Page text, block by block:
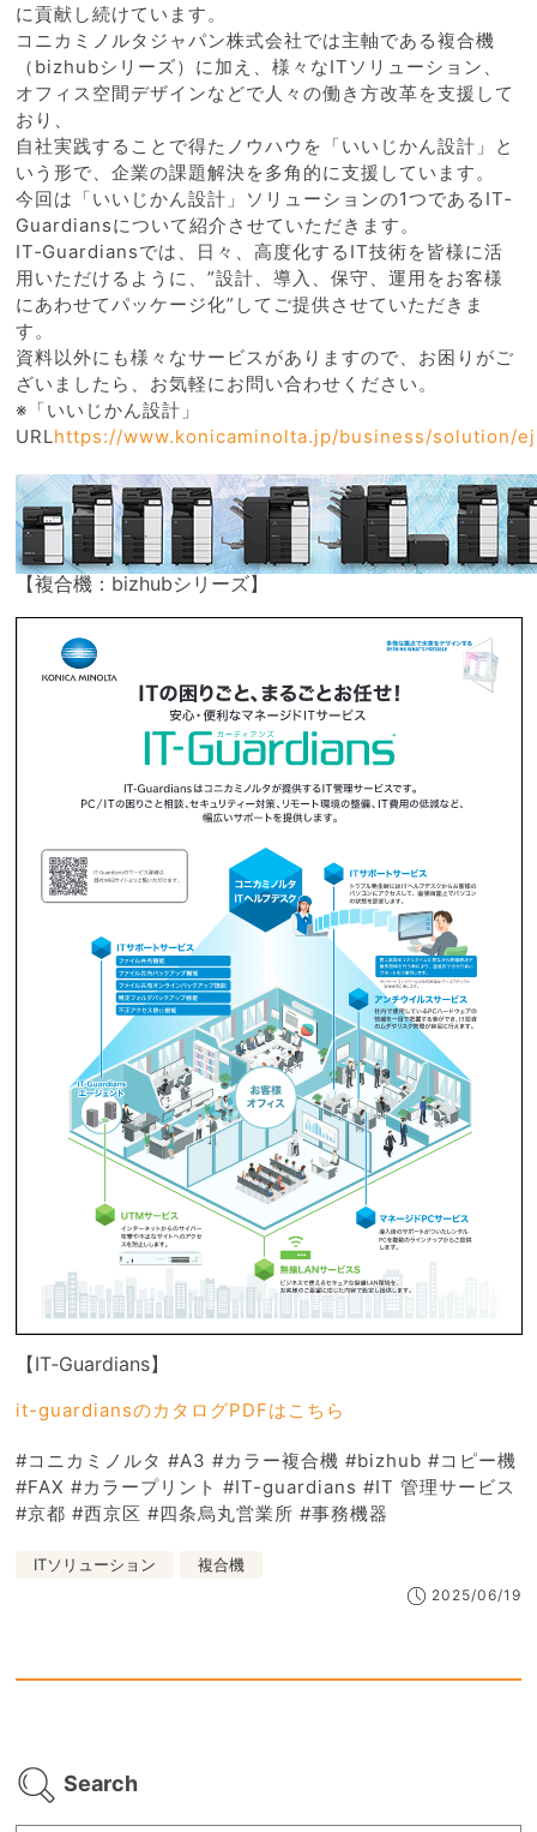
に貢献し続けています。
コニカミノルタジャパン株式会社では主軸である複合機
（bizhubシリーズ）に加え、様々なITソリューション、
オフィス空間デザインなどで人々の働き方改革を支援して
おり、
自社実践することで得たノウハウを「いいじかん設計」と
いう形で、企業の課題解決を多角的に支援しています。
今回は「いいじかん設計」ソリューションの1つであるIT‐
Guardiansについて紹介させていただきます。
IT‐Guardiansでは、日々、高度化するIT技術を皆様に活
用いただけるように、”設計、導入、保守、運用をお客様
にあわせてパッケージ化”してご提供させていただきま
す。
資料以外にも様々なサービスがありますので、お困りがご
ざいましたら、お気軽にお問い合わせください。
※「いいじかん設計」
URLhttps://www.konicaminolta.jp/business/solution/
【複合機：bizhubシリーズ】
【IT‐Guardians】
it-guardiansのカタログPDFはこちら
#コニカミノルタ #A3 #カラー複合機 #bizhub #コピー機
#FAX #カラープリント #IT-guardians #IT 管理サービス
#京都 #西京区 #四条烏丸営業所 #事務機器
ITソリューション 複合機
2025/06/19
Search